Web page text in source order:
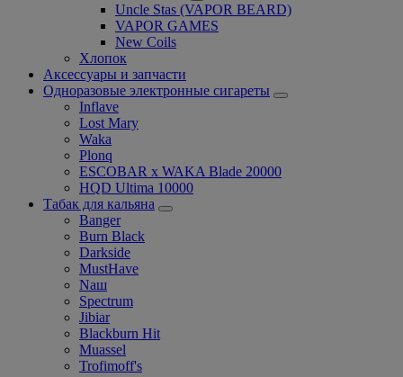
Uncle Stas (VAPOR BEARD)
VAPOR GAMES
New Coils
Хлопок
Аксессуары и запчасти
Одноразовые электронные сигареты
Inflave
Lost Mary
Waka
Plonq
ESCOBAR x WAKA Blade 20000
HQD Ultima 10000
Табак для кальяна
Banger
Burn Black
Darkside
MustHave
Nаш
Spectrum
Jibiar
Blackburn Hit
Muassel
Trofimoff's